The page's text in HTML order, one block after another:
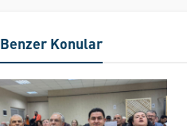
Benzer Konular